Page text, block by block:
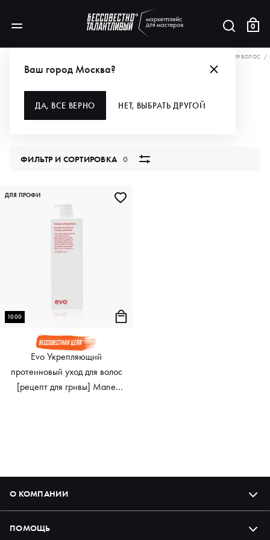
0
Ваш город Москва?
ДА, ВСЕ ВЕРНО НЕТ, ВЫБРАТЬ ДРУГОЙ
ДЛЯ ВОЛОС
МАСКИ И УХОДЫ
ФИЛЬТР И СОРТИРОВКА0
1000
Evo Укрепляющий
протеиновый уход для волос
[рецепт для гривы] Mane
ДЛЯ ПРОФИ
О КОМПАНИИ
ПОМОЩЬ